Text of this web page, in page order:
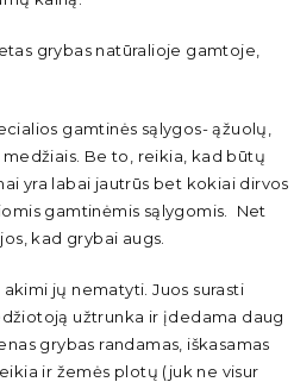
grybas natūralioje gamtoje,
gamtinės sąlygos- ąžuolų,
Be to, reikia, kad būtų
yra labai jautrūs bet kokiai dirvos
gamtinėmis sąlygomis. Net
kad grybai augs.
jų nematyti. Juos surasti
užtrunka ir įdedama daug
grybas randamas, iškasamas
ir žemės plotų (juk ne visur